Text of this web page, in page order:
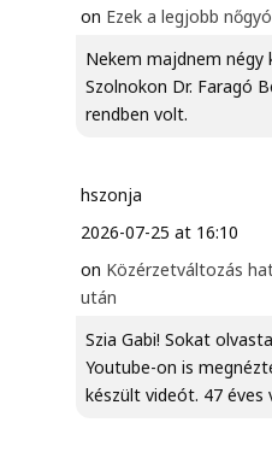
on Ezek a legjobb
Nekem majdnem
Szolnokon Dr. Faragó
rendben volt.
hszonja
2026-07-25 at 16:10
on Közérzetváltozás
után
Szia Gabi! Sokat
Youtube-on is
készült videót. 47 éves